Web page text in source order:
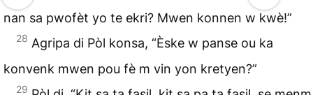
nan sa pwofèt yo te ekri? Mwen konnen w kwè!”
28 Agripa di Pòl konsa, “Èske w panse ou ka
konvenk mwen pou fè m vin yon kretyen?”
29